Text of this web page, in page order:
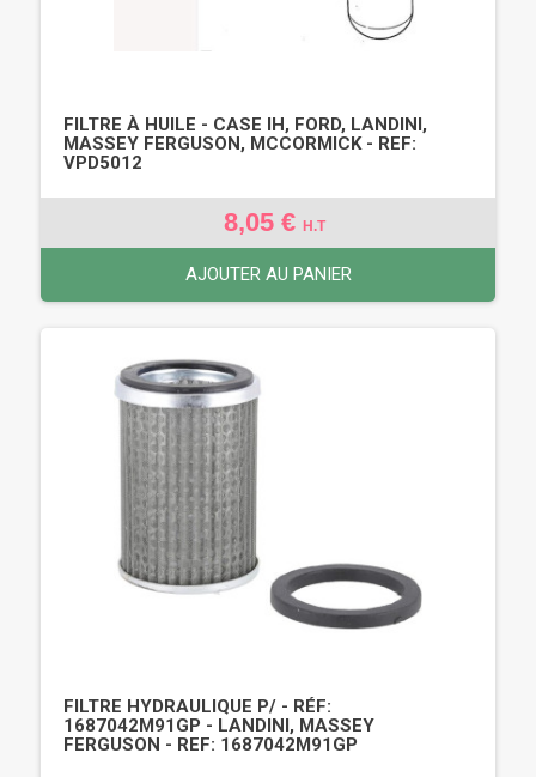
FILTRE À HUILE - CASE IH, FORD, LANDINI,
MASSEY FERGUSON, MCCORMICK - REF:
VPD5012
8,05 € H.T
AJOUTER AU PANIER
FILTRE HYDRAULIQUE P/ - RÉF:
1687042M91GP - LANDINI, MASSEY
FERGUSON - REF: 1687042M91GP